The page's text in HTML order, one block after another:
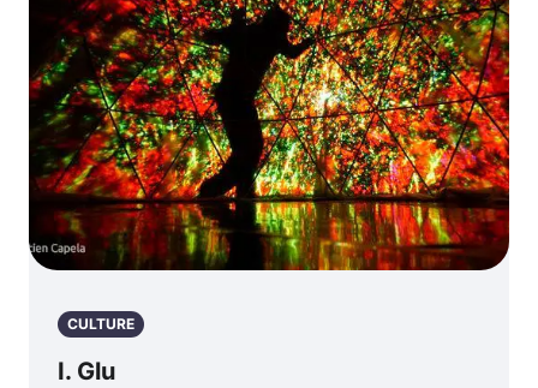
CULTURE
I. Glu